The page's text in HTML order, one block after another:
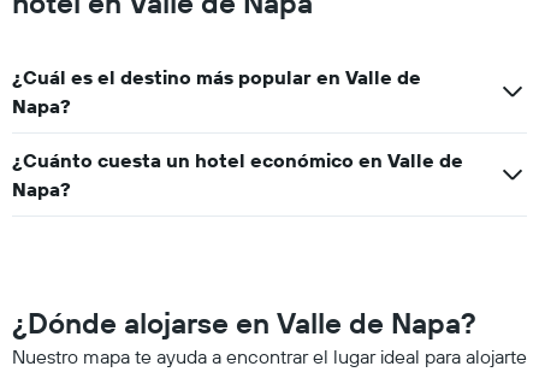
¿Cuál es el destino más popular en Valle de
Napa?
¿Cuánto cuesta un hotel económico en Valle de
Napa?
¿Dónde alojarse en Valle de Napa?
Nuestro mapa te ayuda a encontrar el lugar ideal para alojarte